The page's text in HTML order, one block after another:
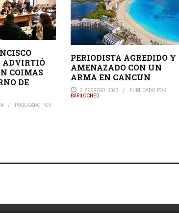
ADVIRTIÓ
COIMAS
DE
PUBLICADO POR
PERIODISTA AGREDIDO Y
AMENAZADO CON UN
ARMA EN CANCUN
2 FEBRERO, 2022 PUBLICADO POR
BARILOCHED